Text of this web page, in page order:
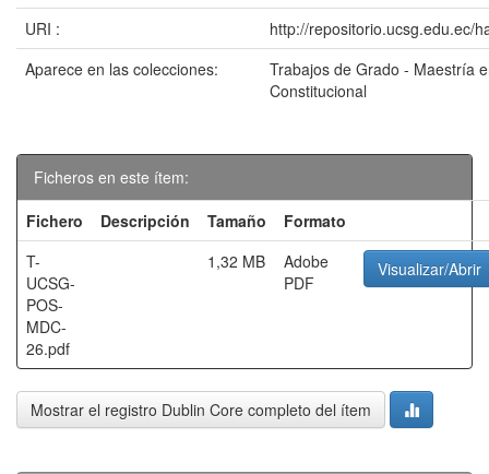
URI :
http://repositorio.ucsg.edu.ec/
Aparece en las colecciones:
Trabajos de Grado - Maestría
Constitucional
Ficheros en este ítem:
Fichero
Descripción Tamaño
Formato
T-
UCSG-
POS-
MDC-
26.pdf
1,32 MB
Adobe
PDF
Visualizar/Abrir
Mostrar el registro Dublin Core completo del ítem